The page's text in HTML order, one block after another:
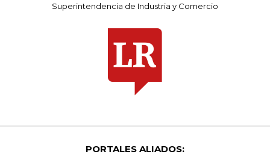
Superintendencia de Industria y Comercio
PORTALES ALIADOS: